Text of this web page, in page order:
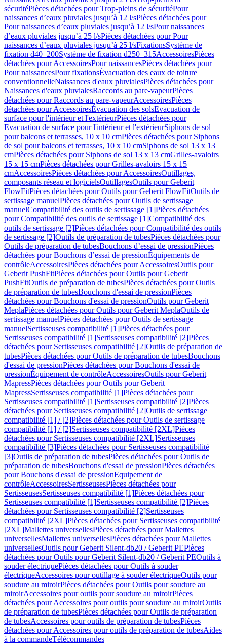
sécuritéPièces détachées pour Trop-pleins de sécuritéPour
naissances d’eaux pluviales jusqu’à 12 l/sPièces détachées pour
Pour naissances d’eaux pluviales jusqu’à 12 l/sPour naissances
d’eaux pluviales jusqu’à 25 l/sPièces détachées pour Pour
naissances d’eaux pluviales jusqu’à 25 l/sFixationsSystème de
fixation d40–200Système de fixation d250–315AccessoiresPièces
détachées pour AccessoiresPour naissancesPièces détachées pour
Pour naissancesPour fixationsÉvacuation des eaux de toiture
conventionnelleNaissances d'eaux pluvialesPièces détachées pour
Naissances d'eaux pluvialesRaccords au pare-vapeurPièces
détachées pour Raccords au pare-vapeurAccessoiresPièces
détachées pour AccessoiresÉvacuation des solsEvacuation de
surface pour l'intérieur et l'extérieurPièces détachées pour
Evacuation de surface pour l'intérieur et l'extérieurSiphons de sol
pour balcons et terrasses, 10 x 10 cmPièces détachées pour Siphons
de sol pour balcons et terrasses, 10 x 10 cmSiphons de sol 13 x 13
cmPièces détachées pour Siphons de sol 13 x 13 cmGrilles-avaloirs
15 x 15 cmPièces détachées pour Grilles-avaloirs 15 x 15
cmAccessoiresPièces détachées pour AccessoiresOutillages,
composants réseau et logicielsOutillagesOutils pour Geberit
FlowFitPièces détachées pour Outils pour Geberit FlowFitOutils de
sertissage manuelPièces détachées pour Outils de sertissage
manuelCompatibilité des outils de sertissage [1]Pièces détachées
pour Compatibilité des outils de sertissage [1]Compatibilité des
outils de sertissage [2]Pièces détachées pour Compatibilité des outils
de sertissage [2]Outils de préparation de tubesPièces détachées pour
Outils de préparation de tubesBouchons d’essai de pressionPièces
détachées pour Bouchons d’essai de pressionÉquipements de
contrôleAccessoiresPièces détachées pour AccessoiresOutils pour
Geberit PushFitPièces détachées pour Outils pour Geberit
PushFitOutils de préparation de tubesPièces détachées pour Outils
de préparation de tubesBouchons d'essai de pressionPièces
détachées pour Bouchons d'essai de pressionOutils pour Geberit
MeplaPièces détachées pour Outils pour Geberit MeplaOutils de
sertissage manuelPièces détachées pour Outils de sertissage
manuelSertisseuses compatibilité [1]Pièces détachées pour
Sertisseuses compatibilité [1]Sertisseuses compatibilité [2]Pièces
détachées pour Sertisseuses compatibilité [2]Outils de préparation de
tubesPièces détachées pour Outils de préparation de tubesBouchons
d'essai de pressionPièces détachées pour Bouchons d'essai de
pressionÉquipement de contrôleAccessoiresOutils pour Geberit
MapressPièces détachées pour Outils pour Geberit
MapressSertisseuses compatibilité [1]Pièces détachées pour
Sertisseuses compatibilité [1]Sertisseuses compatibilité [2]Pièces
détachées pour Sertisseuses compatibilité [2]Outils de sertissage
compatibilité [1] / [2]Pièces détachées pour Outils de sertissage
compatibilité [1] / [2]Sertisseuses compatibilité [2XL]Pièces
détachées pour Sertisseuses compatibilité [2XL]Sertisseuses
compatibilité [3]Pièces détachées pour Sertisseuses compatibilité
[3]Outils de préparation de tubesPièces détachées pour Outils de
préparation de tubesBouchons d'essai de pressionPièces détachées
pour Bouchons d'essai de pressionEquipement de
contrôleAccessoiresSertisseusesPièces détachées pour
SertisseusesSertisseuses compatibilité [1]Pièces détachées pour
Sertisseuses compatibilité [1]Sertisseuses compatibilité [2]Pièces
détachées pour Sertisseuses compatibilité [2]Sertisseuses
compatibilité [2XL]Pièces détachées pour Sertisseuses compatibilité
[2XL]Mallettes universellesPièces détachées pour Mallettes
universellesMallettes universellesPièces détachées pour Mallettes
universellesOutils pour Geberit Silent-db20 / Geberit PEPièces
détachées pour Outils pour Geberit Silent-db20 / Geberit PEOutils à
souder électriquePièces détachées pour Outils à souder
électriqueAccessoires pour outillage à souder électriqueOutils pour
soudure au miroirPièces détachées pour Outils pour soudure au
miroirAccessoires pour outils pour soudure au miroirPièces
détachées pour Accessoires pour outils pour soudure au miroirOutils
de préparation de tubesPièces détachées pour Outils de préparation
de tubesAccessoires pour outils de préparation de tubesPièces
détachées pour Accessoires pour outils de préparation de tubesAides
à la commandeTélécommandes